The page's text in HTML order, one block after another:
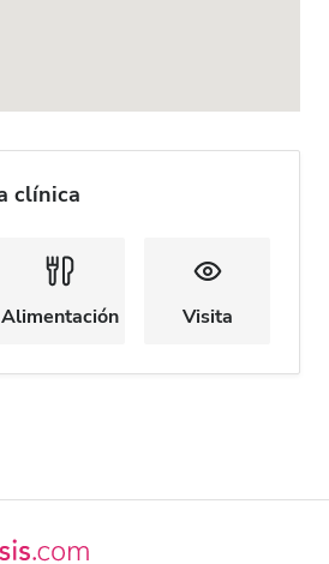
clínica
Alimentación Visita